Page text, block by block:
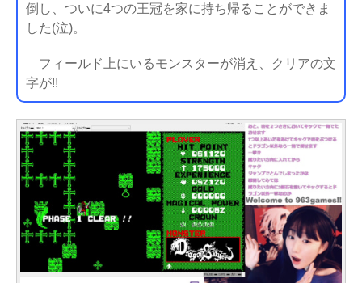
倒し、ついに4つの王冠を家に持ち帰ることができま
した(泣)。
フィールド上にいるモンスターが消え、クリアの文
字が!!